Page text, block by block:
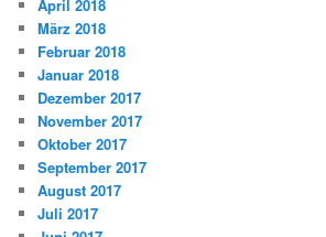
April 2018
März 2018
Februar 2018
Januar 2018
Dezember 2017
November 2017
Oktober 2017
September 2017
August 2017
Juli 2017